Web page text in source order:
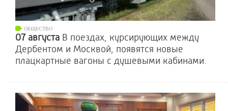
ОБЩЕСТВО
07 августа В поездах, курсирующих между
Дербентом и Москвой, появятся новые
плацкартные вагоны с душевыми кабинами.